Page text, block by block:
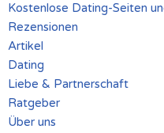
Kostenlose Dating-Seiten
Rezensionen
Artikel
Dating
Liebe & Partnerschaft
Ratgeber
Über uns